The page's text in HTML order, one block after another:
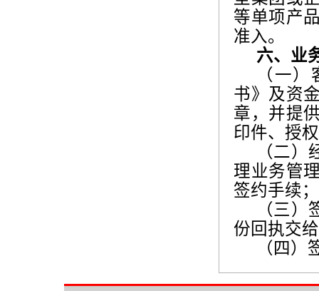
等单项产
准入。
六、业
（一
书》及资
章，并提
印件、授
（二
理业务管
签约手续；
（三
份回执交
（四